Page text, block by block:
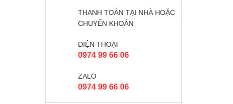
THANH TOÁN TẠI NHÀ HOẶC
CHUYỂN KHOẢN
ĐIỆN THOẠI
0974 99 66 06
ZALO
0974 99 66 06